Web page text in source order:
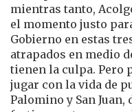
mientras tanto,
el momento justo
Gobierno en estas
atrapados en medio
tienen la culpa. Pero
jugar con la vida de
Palomino y San Juan,